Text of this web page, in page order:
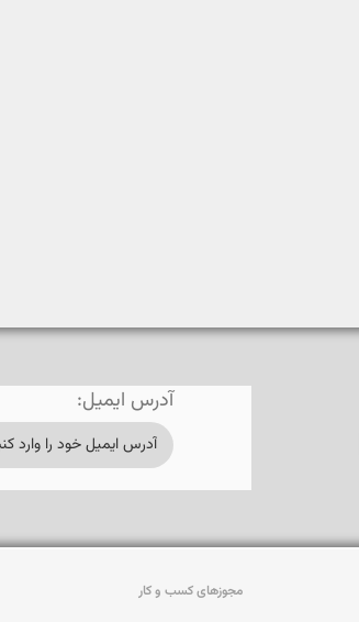
آدرس ایمیل:
مجوزهای کسب و کار